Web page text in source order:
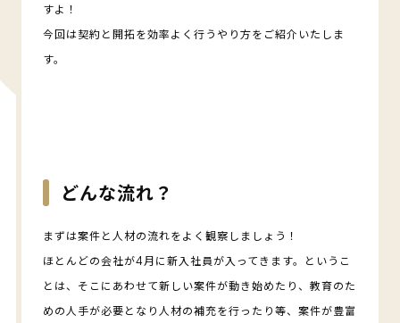
すよ！
今回は契約と開拓を効率よく行うやり方をご紹介いたしま
す。
どんな流れ？
まずは案件と人材の流れをよく観察しましょう！
ほとんどの会社が4月に新入社員が入ってきます。というこ
とは、そこにあわせて新しい案件が動き始めたり、教育のた
めの人手が必要となり人材の補充を行ったり等、案件が豊富